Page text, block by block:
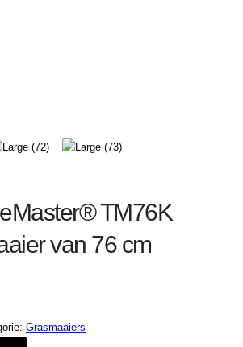
TM76K
van 76 cm
Grasmaaiers